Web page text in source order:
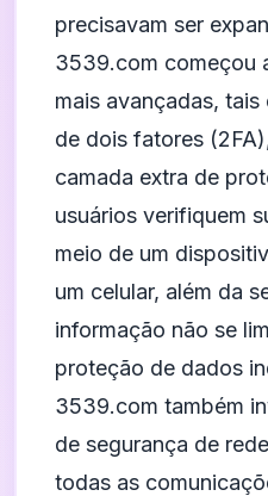
precisavam ser
3539.com começou
mais avançadas,
de dois fatores
camada extra de
usuários verifiquem
meio de um
um celular, além da
informação não se
proteção de dados
3539.com também
de segurança de
todas as